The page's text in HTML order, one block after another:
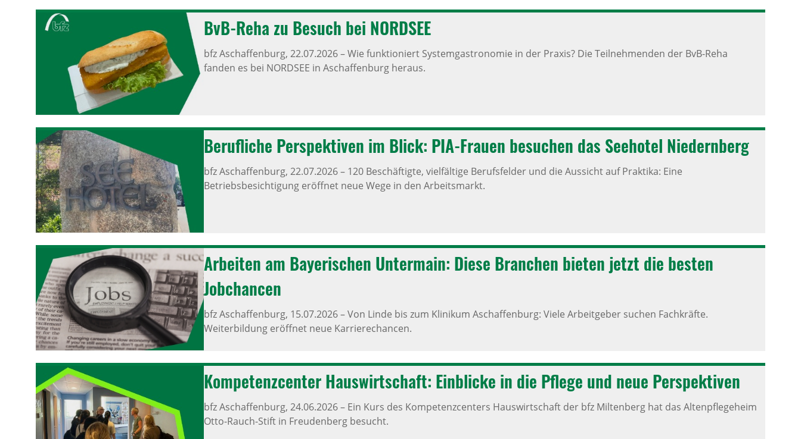
BvB-Reha zu Besuch bei NORDSEE
bfz Aschaffenburg, 22.07.2026–Wie funktioniert Systemgastronomie in der Praxis? Die Teilnehmenden der BvB-Reha
fanden es bei NORDSEE in Aschaffenburg heraus.
Beruf­liche Perspek­tiven im Blick: PIA-Frauen besu­chen das Seehotel Niedern­berg
bfz Aschaffenburg, 22.07.2026–120 Beschäftigte, vielfältige Berufsfelder und die Aussicht auf Praktika: Eine
Betriebsbesichtigung eröffnet neue Wege in den Arbeitsmarkt.
Arbeiten am Baye­ri­schen Unter­main: Diese Bran­chen bieten jetzt die besten
Jobchancen
bfz Aschaffenburg, 15.07.2026–Von Linde bis zum Klinikum Aschaffenburg: Viele Arbeitgeber suchen Fachkräfte.
Weiterbildung eröffnet neue Karrierechancen.
Kompe­tenz­center Haus­wirt­schaft: Einblicke in die Pflege und neue Perspek­tiven
bfz Aschaffenburg, 24.06.2026–Ein Kurs des Kompetenzcenters Hauswirtschaft der bfz Miltenberg hat das Altenpflegeheim
Otto-Rauch-Stift in Freudenberg besucht.